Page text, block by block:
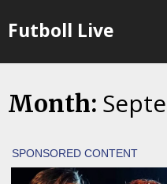
toFutboll Live
Month: